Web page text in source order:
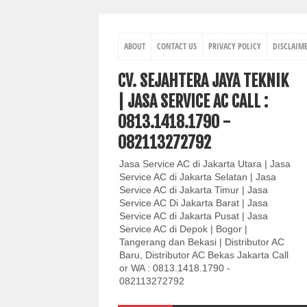
ABOUT CONTACT US PRIVACY POLICY
CV. SEJAHTERA JAYA TEKNIK
| JASA SERVICE AC CALL :
0813.1418.1790 -
082113272792
Jasa Service AC di Jakarta Utara | Jasa
Service AC di Jakarta Selatan | Jasa
Service AC di Jakarta Timur | Jasa
Service AC Di Jakarta Barat | Jasa
Service AC di Jakarta Pusat | Jasa
Service AC di Depok | Bogor |
Tangerang dan Bekasi | Distributor AC
Baru, Distributor AC Bekas Jakarta Call
or WA : 0813.1418.1790 -
082113272792